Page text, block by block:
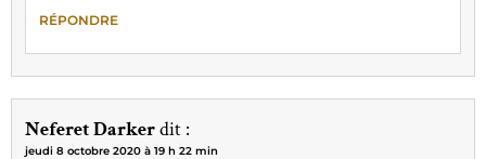
RÉPONDRE
Neferet Darkerdit :
jeudi 8 octobre 2020 à 19 h 22 min